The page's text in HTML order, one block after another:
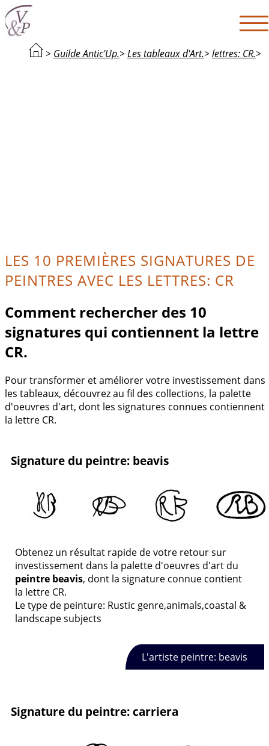
> Guilde Antic'Up.> Les tableaux d'Art.> lettres: CR.>
LES 10 PREMIÈRES SIGNATURES DE
PEINTRES AVEC LES LETTRES: CR
Comment rechercher des 10
signatures qui contiennent la lettre
CR.
Pour transformer et améliorer votre investissement dans
les tableaux, découvrez au fil des collections, la palette
d'oeuvres d'art, dont les signatures connues contiennent
la lettre CR.
Signature du peintre: beavis
Obtenez un résultat rapide de votre retour sur
investissement dans la palette d'oeuvres d'art du
peintre beavis, dont la signature connue contient
la lettre CR.
Le type de peinture: Rustic genre,animals,coastal &
landscape subjects
L'artiste peintre: beavis
Signature du peintre: carriera